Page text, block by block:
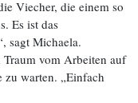
Viecher, die einem so
Es ist das
sagt Michaela.
Traum vom Arbeiten auf
warten. „Einfach